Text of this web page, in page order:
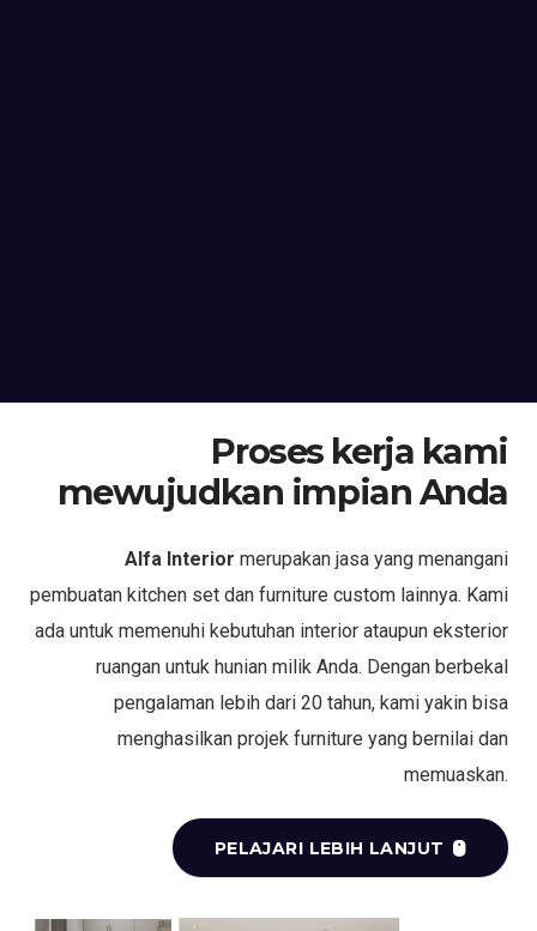
Proses kerja kami
mewujudkan impian Anda
Alfa Interior merupakan jasa yang menangani
pembuatan kitchen set dan furniture custom lainnya. Kami
ada untuk memenuhi kebutuhan interior ataupun eksterior
ruangan untuk hunian milik Anda. Dengan berbekal
pengalaman lebih dari 20 tahun, kami yakin bisa
menghasilkan projek furniture yang bernilai dan
memuaskan.
PELAJARI LEBIH LANJUT